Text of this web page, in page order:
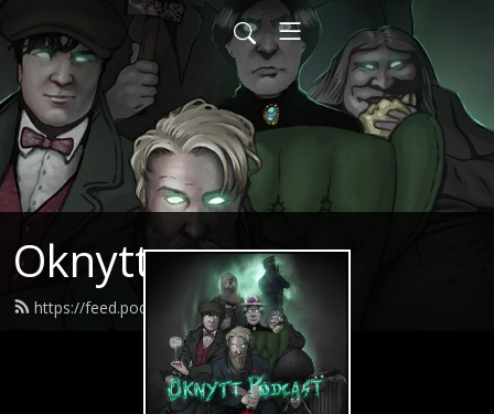
Oknytt
https://feed.podbean.com/oknytt/feed.xml